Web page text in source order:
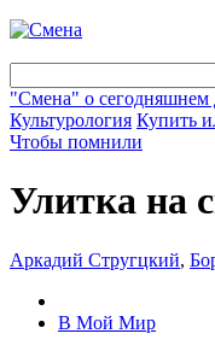
"Смена" о сегодняшнем
Культурология Купить
Чтобы помнили
Улитка на
Аркадий Стругцкий,
В Мой Мир